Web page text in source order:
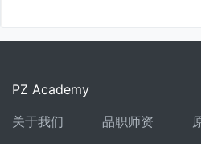
PZ Academy
关于我们
品职师资